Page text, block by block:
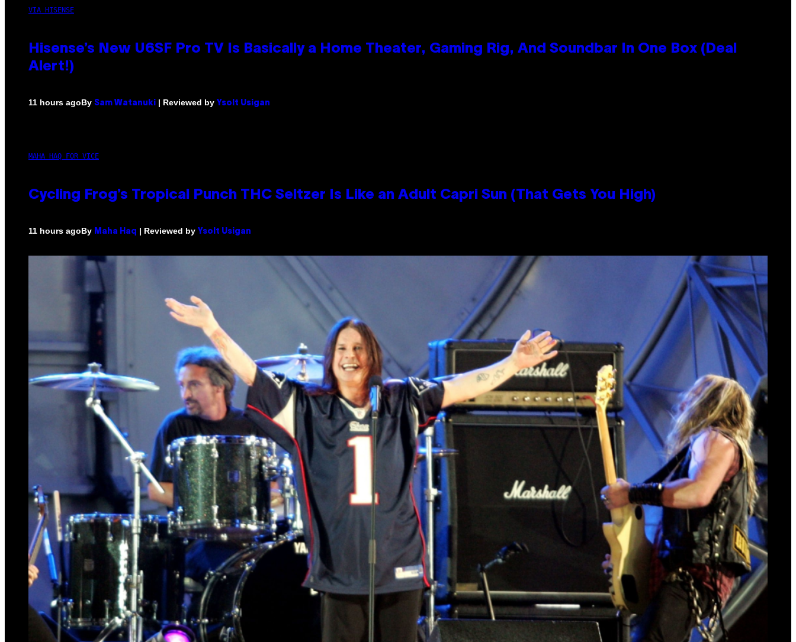
VIA HISENSE
Hisense’s New U6SF Pro TV Is Basically a Home Theater, Gaming Rig, And Soundbar In One Box (Deal
Alert!)
11 hours agoBy Sam Watanuki | Reviewed by Ysolt Usigan
MAHA HAQ FOR VICE
Cycling Frog’s Tropical Punch THC Seltzer Is Like an Adult Capri Sun (That Gets You High)
11 hours agoBy Maha Haq | Reviewed by Ysolt Usigan